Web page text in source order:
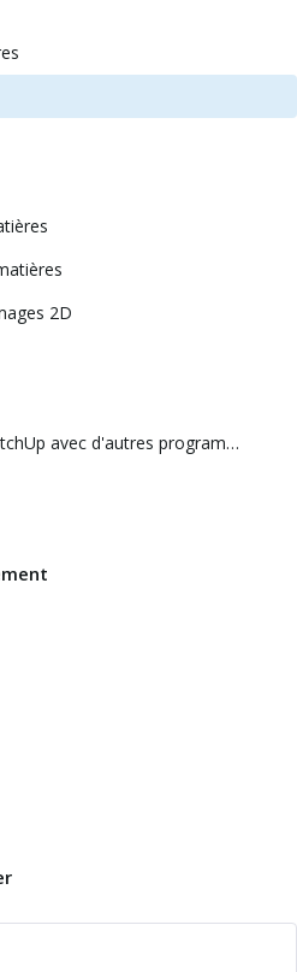
2D
Utiliser les données de SketchUp avec d'autres programmes ou outils de modélisation